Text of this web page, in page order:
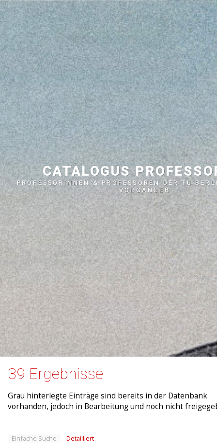
CATALOGUS
PROFESSORINNEN & PROFESSOREN DER TU
VORGÄNGER
39 Ergebnisse
Grau hinterlegte Einträge sind bereits in der Datenbank
vorhanden, jedoch in Bearbeitung und noch nicht
Einfache Suche Detailliert